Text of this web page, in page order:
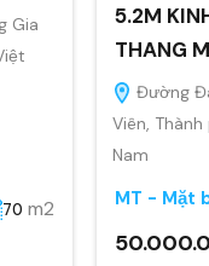
Gia
70 m2
5.2M
THANG
Đường
Viên,
Nam
MT - Mặt